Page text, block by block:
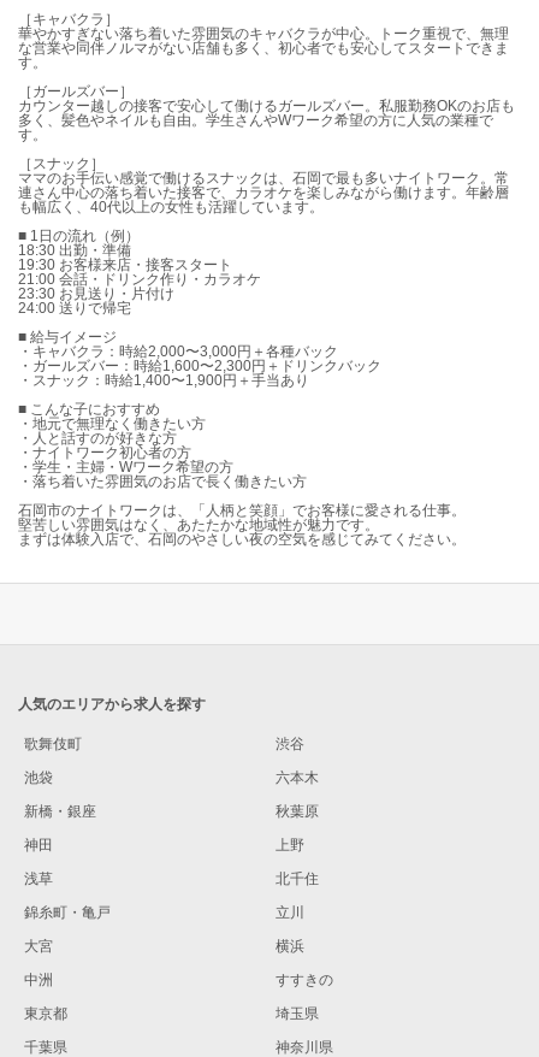
［キャバクラ］
華やかすぎない落ち着いた雰囲気のキャバクラが中心。トーク重視で、無理
な営業や同伴ノルマがない店舗も多く、初心者でも安心してスタートできま
す。
［ガールズバー］
カウンター越しの接客で安心して働けるガールズバー。私服勤務OKのお店も
多く、髪色やネイルも自由。学生さんやWワーク希望の方に人気の業種で
す。
［スナック］
ママのお手伝い感覚で働けるスナックは、石岡で最も多いナイトワーク。常
連さん中心の落ち着いた接客で、カラオケを楽しみながら働けます。年齢層
も幅広く、40代以上の女性も活躍しています。
■ 1日の流れ（例）
18:30 出勤・準備
19:30 お客様来店・接客スタート
21:00 会話・ドリンク作り・カラオケ
23:30 お見送り・片付け
24:00 送りで帰宅
■ 給与イメージ
・キャバクラ：時給2,000〜3,000円＋各種バック
・ガールズバー：時給1,600〜2,300円＋ドリンクバック
・スナック：時給1,400〜1,900円＋手当あり
■ こんな子におすすめ
・地元で無理なく働きたい方
・人と話すのが好きな方
・ナイトワーク初心者の方
・学生・主婦・Wワーク希望の方
・落ち着いた雰囲気のお店で長く働きたい方
石岡市のナイトワークは、「人柄と笑顔」でお客様に愛される仕事。
堅苦しい雰囲気はなく、あたたかな地域性が魅力です。
まずは体験入店で、石岡のやさしい夜の空気を感じてみてください。
人気のエリアから求人を探す
歌舞伎町
渋谷
池袋
六本木
新橋・銀座
秋葉原
神田
上野
浅草
北千住
錦糸町・亀戸
立川
大宮
横浜
中洲
すすきの
東京都
埼玉県
千葉県
神奈川県